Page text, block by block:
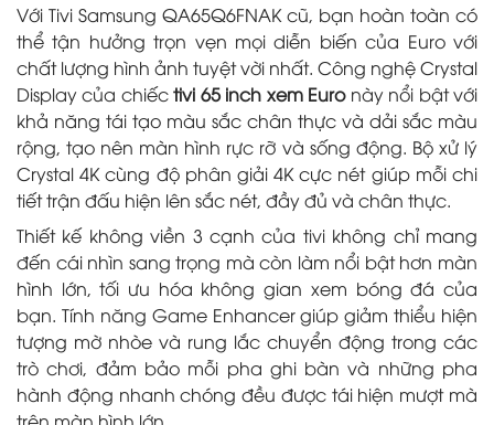
Với Tivi Samsung QA65Q6FNAK cũ, bạn hoàn toàn có
thể tận hưởng trọn vẹn mọi diễn biến của Euro với
chất lượng hình ảnh tuyệt vời nhất. Công nghệ Crystal
Display của chiếctivi 65 inch xem Euro này nổi bật với
khả năng tái tạo màu sắc chân thực và dải sắc màu
rộng, tạo nên màn hình rực rỡ và sống động. Bộ xử lý
Crystal 4K cùng độ phân giải 4K cực nét giúp mỗi chi
tiết trận đấu hiện lên sắc nét, đầy đủ và chân thực.
Thiết kế không viền 3 cạnh của tivi không chỉ mang
đến cái nhìn sang trọng mà còn làm nổi bật hơn màn
hình lớn, tối ưu hóa không gian xem bóng đá của
bạn. Tính năng Game Enhancer giúp giảm thiểu hiện
tượng mờ nhòe và rung lắc chuyển động trong các
trò chơi, đảm bảo mỗi pha ghi bàn và những pha
hành động nhanh chóng đều được tái hiện mượt mà
trên màn hình lớn.